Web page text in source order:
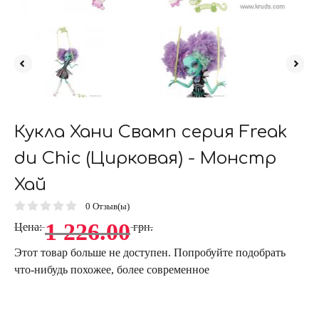
Кукла Хани Свамп серия Freak
du Chic (Цирковая) - Монстр
Хай
0 Отзыв(ы)
Цена: 1 226.00 грн.
Этот товар больше не доступен. Попробуйте подобрать
что-нибудь похожее, более современное